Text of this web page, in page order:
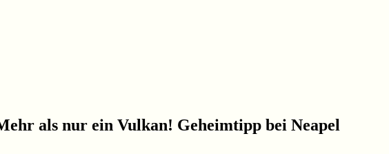
als nur ein Vulkan! Geheimtipp bei Neapel